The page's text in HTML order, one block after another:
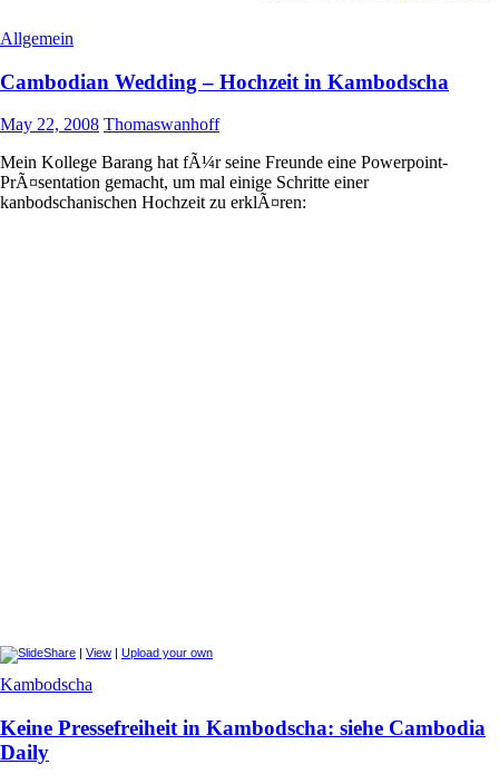
Allgemein
Cambodian Wedding – Hochzeit in Kambodscha
May 22, 2008 Thomaswanhoff
Mein Kollege Barang hat fÃ¼r seine Freunde eine Powerpoint-
PrÃ¤sentation gemacht, um mal einige Schritte einer
kanbodschanischen Hochzeit zu erklÃ¤ren:
View Upload your own
Kambodscha
Keine Pressefreiheit in Kambodscha: siehe Cambodia
Daily